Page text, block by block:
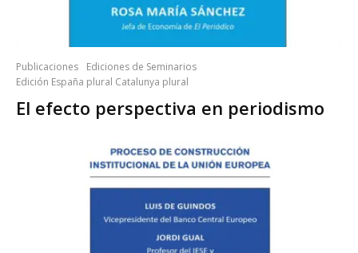
Publicaciones
Ediciones de Seminarios
Edición España plural Catalunya plural
El efecto perspectiva en periodismo